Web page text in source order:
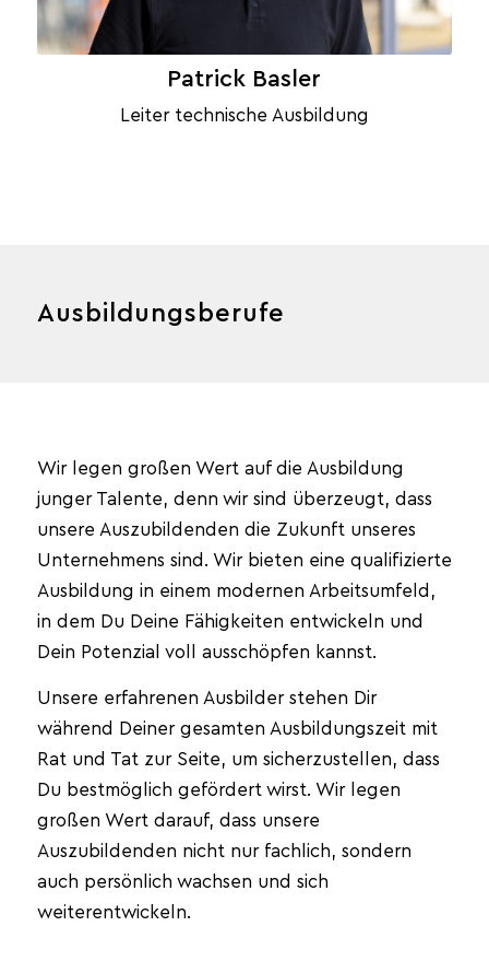
Patrick Basler
Leiter technische Ausbildung
Ausbildungsberufe
Wir legen großen Wert auf die Ausbildung
junger Talente, denn wir sind überzeugt, dass
unsere Auszubildenden die Zukunft unseres
Unternehmens sind. Wir bieten eine qualifizierte
Ausbildung in einem modernen Arbeitsumfeld,
in dem Du Deine Fähigkeiten entwickeln und
Dein Potenzial voll ausschöpfen kannst.
Unsere erfahrenen Ausbilder stehen Dir
während Deiner gesamten Ausbildungszeit mit
Rat und Tat zur Seite, um sicherzustellen, dass
Du bestmöglich gefördert wirst. Wir legen
großen Wert darauf, dass unsere
Auszubildenden nicht nur fachlich, sondern
auch persönlich wachsen und sich
weiterentwickeln.